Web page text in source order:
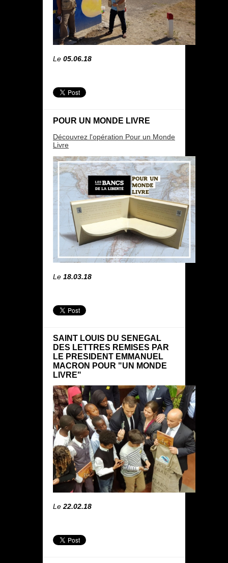
Le 05.06.18
POUR UN MONDE LIVRE
Découvrez l'opération Pour un Monde
Livre
Le 18.03.18
SAINT LOUIS DU SENEGAL
DES LETTRES REMISES PAR
LE PRESIDENT EMMANUEL
MACRON POUR "UN MONDE
LIVRE"
Le 22.02.18